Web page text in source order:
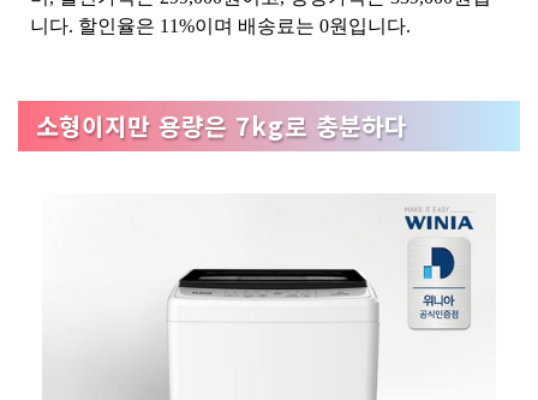
니다. 할인율은 11%이며 배송료는 0원입니다.
소형이지만 용량은 7kg로 충분하다